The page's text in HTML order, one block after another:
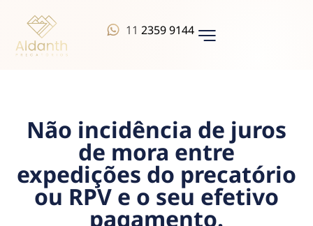
112359 9144
Não incidência de juros
de mora entre
expedições do precatório
ou RPV e o seu efetivo
pagamento.